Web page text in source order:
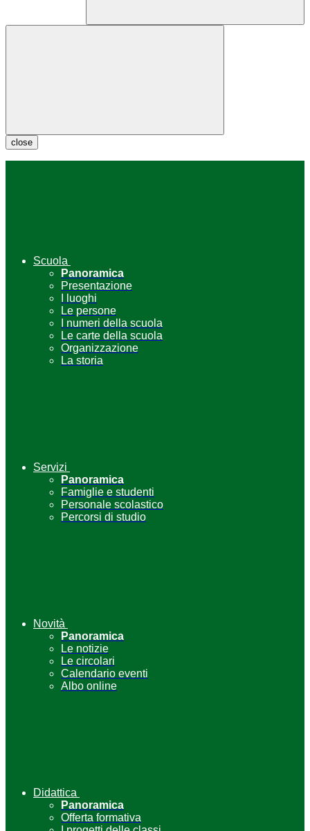
close
Scuola
Panoramica
Presentazione
I luoghi
Le persone
I numeri della scuola
Le carte della scuola
Organizzazione
La storia
Servizi
Panoramica
Famiglie e studenti
Personale scolastico
Percorsi di studio
Novità
Panoramica
Le notizie
Le circolari
Calendario eventi
Albo online
Didattica
Panoramica
Offerta formativa